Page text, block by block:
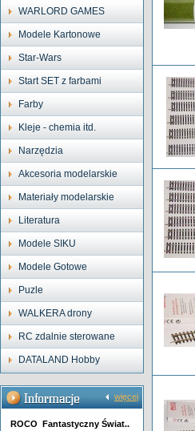
WARLORD GAMES
Modele Kartonowe
Star-Wars
Start SET z farbami
Farby
Kleje - chemia itd.
Narzędzia
Akcesoria modelarskie
Materiały modelarskie
Literatura
Modele SIKU
Modele Gotowe
Puzle
WALKERA drony
RC zdalnie sterowane
DATALAND Hobby
więcej
ROCO Fantastyczny Świat..